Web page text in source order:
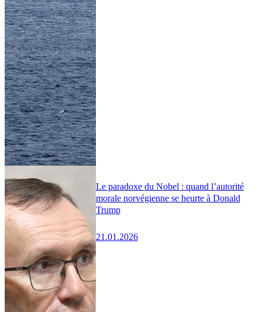
Le paradoxe du Nobel : quand l’autorité
morale norvégienne se heurte à Donald
Trump
21.01.2026